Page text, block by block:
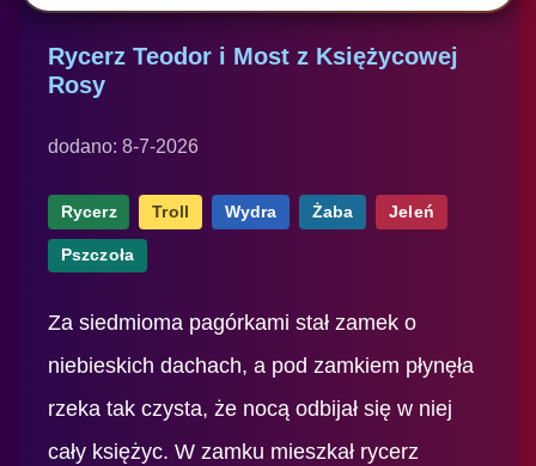
Rycerz Teodor i Most z Księżycowej
Rosy
dodano: 8-7-2026
Rycerz Troll Wydra Żaba Jeleń
Pszczoła
Za siedmioma pagórkami stał zamek o
niebieskich dachach, a pod zamkiem płynęła
rzeka tak czysta, że nocą odbijał się w niej
cały księżyc. W zamku mieszkał rycerz